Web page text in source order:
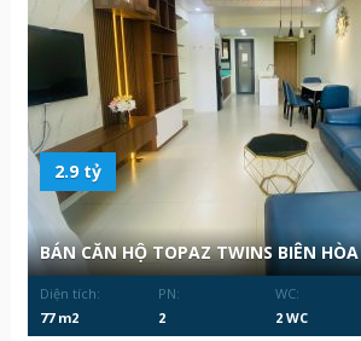
2.9 tỷ
BÁN CĂN HỘ TOPAZ TWINS BIÊN HÒA
Diện tích:
77 m2
PN:
2
WC:
2 WC